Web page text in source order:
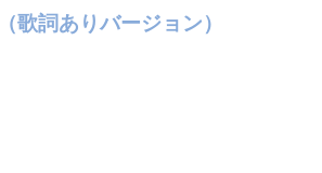
歌詞ありバージョン）